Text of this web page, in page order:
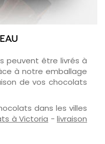
peuvent être livrés à
à notre emballage
de vos chocolats
dans les villes
à Victoria - livraison